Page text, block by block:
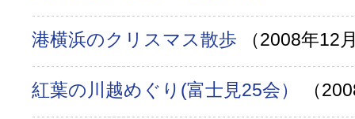
港横浜のクリスマス散歩 （2008年12
紅葉の川越めぐり(富士見25会） （